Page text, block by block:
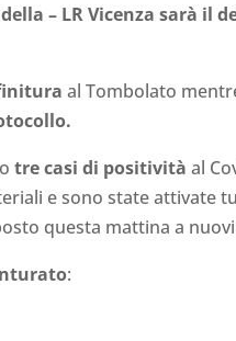
– LR Vicenza sarà il
al Tombolato
tre casi di positività al
e sono state attivate
questa mattina a
: